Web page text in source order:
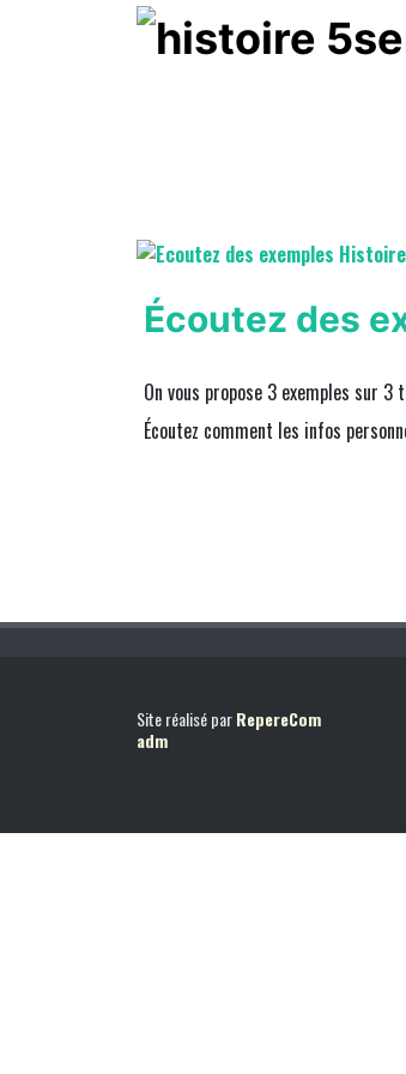
Écoutez des
On vous propose 3 exemples sur
Écoutez comment les infos
Site réalisé parRepereCom
adm